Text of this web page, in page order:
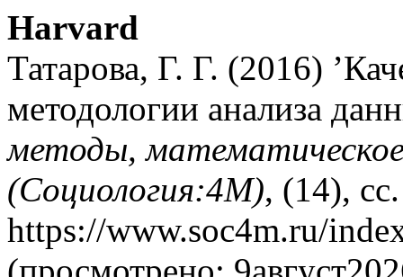
Harvard
Татарова, Г. Г. (2016)
методологии анализа
методы,
(Социология:4М), (14),
https://www.soc4m.ru/